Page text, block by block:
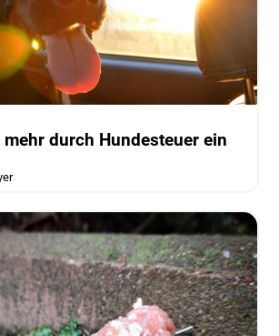
durch Hundesteuer ein